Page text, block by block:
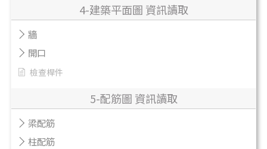
4-建築平面圖 資訊讀取
牆
開口
檢查桿件
5-配筋圖 資訊讀取
梁配筋
柱配筋